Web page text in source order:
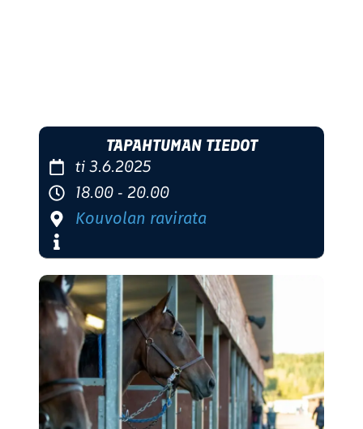
TAPAHTUMAN TIEDOT
ti 3.6.2025
18.00 - 20.00
Kouvolan ravirata